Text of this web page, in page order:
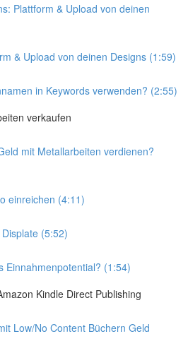
Plattform & Upload von deinen
& Upload von deinen Designs (1:59)
in Keywords verwenden? (2:55)
verkaufen
mit Metallarbeiten verdienen?
einreichen (4:11)
(5:52)
Einnahmenpotential? (1:54)
Kindle Direct Publishing
Low/No Content Büchern Geld